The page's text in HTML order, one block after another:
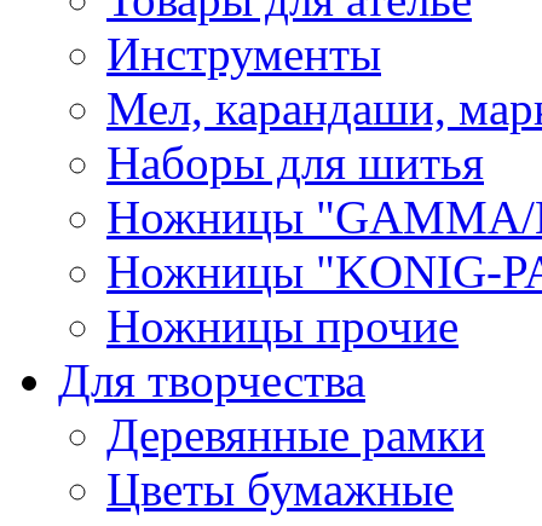
Инструменты
Мел, карандаши,
Наборы для шитья
Ножницы "GAMMA/
Ножницы "KONIG-
Ножницы прочие
Для творчества
Деревянные рамки
Цветы бумажные